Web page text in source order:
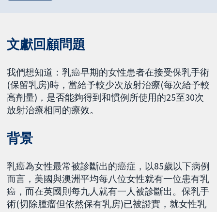
文獻回顧問題
我們想知道：乳癌早期的女性患者在接受保乳手術
(保留乳房)時，當給予較少次放射治療(每次給予較
高劑量)，是否能夠得到和慣例所使用的25至30次
放射治療相同的療效。
背景
乳癌為女性最常被診斷出的癌症，以85歲以下病例
而言，美國與澳洲平均每八位女性就有一位患有乳
癌，而在英國則每九人就有一人被診斷出。保乳手
術(切除腫瘤但依然保有乳房)已被證實，就女性乳